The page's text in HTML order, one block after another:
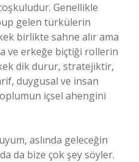
Genellikle
gelen türkülerin
birlikte sahne alır ama
ve erkeğe biçtiği rollerin
dik durur, stratejiktir,
duygusal ve insan
içsel ahengini
aslında geleceğin
da bize çok şey söyler.